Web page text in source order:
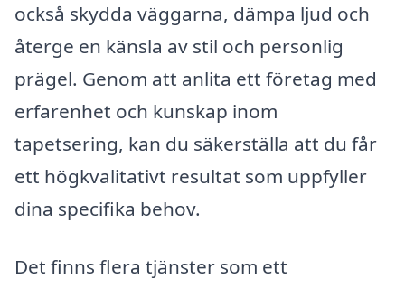
också skydda väggarna, dämpa ljud och
återge en känsla av stil och personlig
prägel. Genom att anlita ett företag med
erfarenhet och kunskap inom
tapetsering, kan du säkerställa att du får
ett högkvalitativt resultat som uppfyller
dina specifika behov.
Det finns flera tjänster som ett